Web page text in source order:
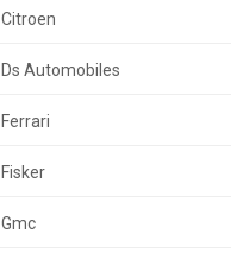
Citroen
Ds Automobiles
Ferrari
Fisker
Gmc